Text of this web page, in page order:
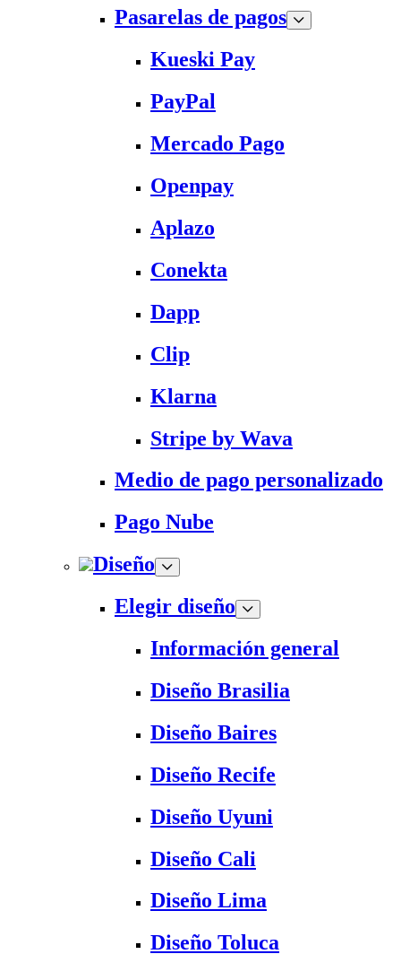
Pasarelas de pagos
Kueski Pay
PayPal
Mercado Pago
Openpay
Aplazo
Conekta
Dapp
Clip
Klarna
Stripe by Wava
Medio de pago personalizado
Pago Nube
Diseño
Elegir diseño
Información general
Diseño Brasilia
Diseño Baires
Diseño Recife
Diseño Uyuni
Diseño Cali
Diseño Lima
Diseño Toluca